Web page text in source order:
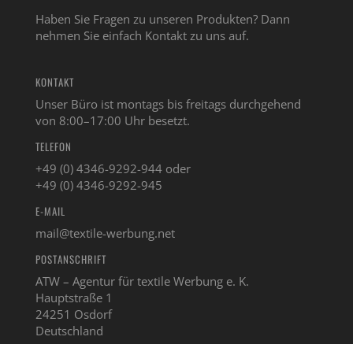
Haben Sie Fragen zu unseren Produkten? Dann
nehmen Sie einfach Kontakt zu uns auf.
KONTAKT
Unser Büro ist montags bis freitags durchgehend
von 8:00–17:00 Uhr besetzt.
TELEFON
+49 (0) 4346-9292-944 oder
+49 (0) 4346-9292-945
E-MAIL
mail@textile-werbung.net
POSTANSCHRIFT
ATW – Agentur für textile Werbung e. K.
Hauptstraße 1
24251 Osdorf
Deutschland